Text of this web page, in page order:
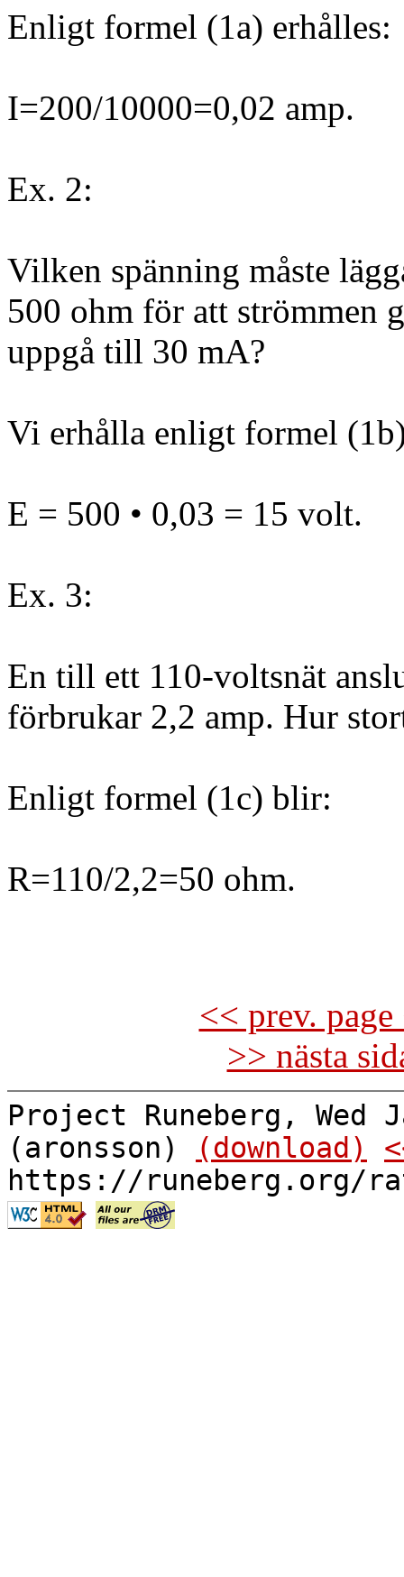
Enligt formel (1a) erhålles:
I=200/10000=0,02 amp.
Ex. 2:
Vilken spänning måste
500 ohm för att strömmen
uppgå till 30 mA?
Vi erhålla enligt formel
E = 500 • 0,03 = 15 volt.
Ex. 3:
En till ett 110-voltsnät
förbrukar 2,2 amp. Hur
Enligt formel (1c) blir:
R=110/2,2=50 ohm.
<< prev.
>> nästa
Project Runeberg, Wed
(aronsson)
(download)
https://runeberg.org/